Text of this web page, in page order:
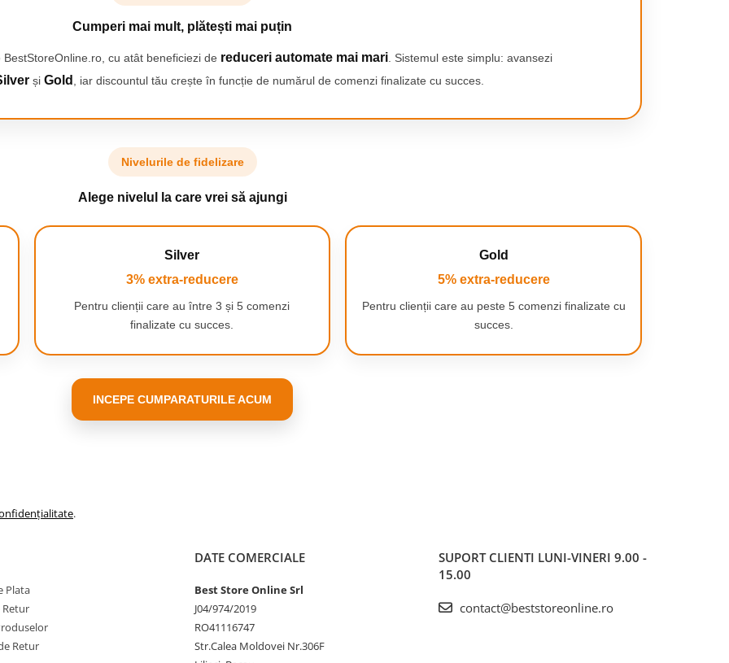
apropiata de culoarea
diferite:
de mobilier, picioare de
elemente decorative
suprafetelor cu culoare
de decolorare sau pentru
Cumperi mai mult, plătești mai puțin
cu atât beneficiezi de reduceri automate mai mari . Sistemul este simplu: avansezi
și Gold , iar discountul tău crește în funcție de numărul de comenzi finalizate cu succes.
Nivelurile de fidelizare
Alege nivelul la care vrei să ajungi
Silver
3% extra-reducere
Pentru clienții care au între 3 și 5 comenzi
finalizate cu succes.
Gold
5% extra-reducere
Pentru clienții care au peste 5 comenzi finalizate cu
succes.
INCEPE CUMPARATURILE ACUM
.
Plata
Retur
Retur
DATE COMERCIALE
Best Store Online Srl
J04/974/2019
RO41116747
Str.Calea Moldovei Nr.306F
SUPORT CLIENTI LUNI-VINERI 9.00 -
15.00
contact@beststoreonline.ro